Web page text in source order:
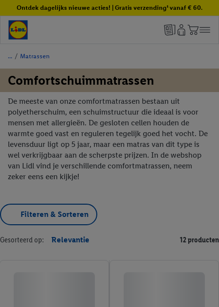
Ontdek dagelijks nieuwe acties! | Gratis verzending¹ vanaf € 60.
/ Matrassen
Comfortschuimmatrassen
De meeste van onze comfortmatrassen bestaan uit
polyetherschuim, een schuimstructuur die ideaal is voor
mensen met allergieën. De gesloten cellen houden de
warmte goed vast en reguleren tegelijk goed het vocht. De
levensduur ligt op 5 jaar, maar een matras van dit type is
wel verkrijgbaar aan de scherpste prijzen. In de webshop
van Lidl vind je verschillende comfortmatrassen, neem
zeker eens een kijkje!
Filteren & Sorteren
Gesorteerd op: Relevantie 12 producten